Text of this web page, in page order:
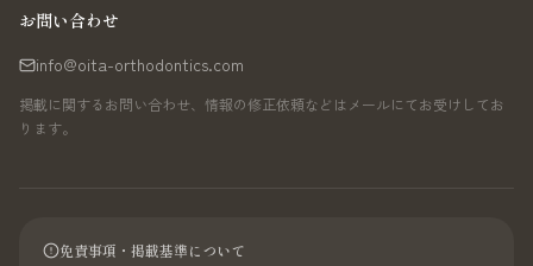
お問い合わせ
info@oita-orthodontics.com
掲載に関するお問い合わせ、情報の修正依頼などはメールにてお受けしてお
ります。
免責事項・掲載基準について